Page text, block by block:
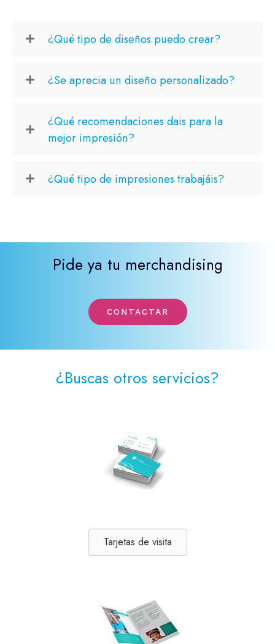
¿Qué tipo de diseños puedo crear?
¿Se aprecia un diseño personalizado?
¿Qué recomendaciones dais para la
mejor impresión?
¿Qué tipo de impresiones trabajáis?
Pide ya tu merchandising
CONTACTAR
¿Buscas otros servicios?
Tarjetas de visita